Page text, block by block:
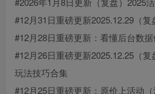
#12月31日重磅更新2025.12.29（
#12月28日重磅更新：看懂后台数
#12月26日重磅更新2025.12.25（
玩法技巧合集
#12月25日重磅更新：原价上活动（